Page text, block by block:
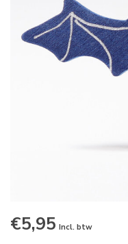
€5,95 Incl. btw